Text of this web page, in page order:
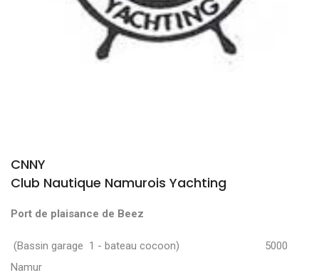
CNNY
Club Nautique Namurois Yachting
Port de plaisance de Beez
(Bassin garage 1 - bateau cocoon) 5000
Namur